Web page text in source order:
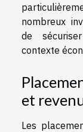
nombreux
de
contexte
et
Les